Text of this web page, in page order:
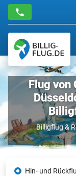
Flug von
Billigflug &
Hin- und